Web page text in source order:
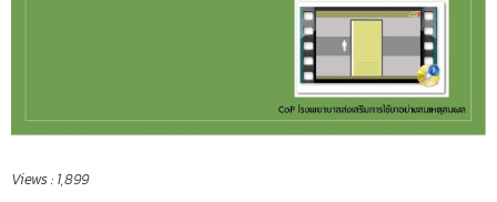
Views : 1,899